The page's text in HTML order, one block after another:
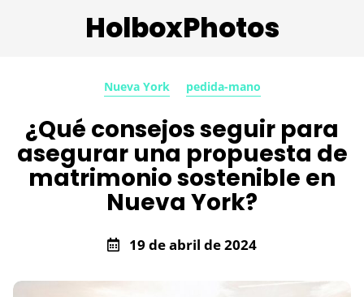
HolboxPhotos
Nueva York pedida-mano
¿Qué consejos seguir para
asegurar una propuesta de
matrimonio sostenible en
Nueva York?
19 de abril de 2024